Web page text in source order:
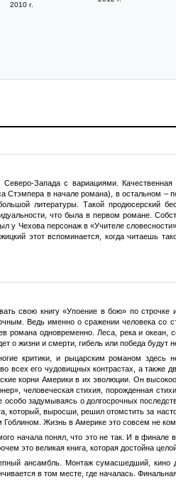
2010 г.
Запада с вариациями.
Стэмпера в начале романа), в остальном
литературы. Такой продюсерский
что была в первом романе.
у Чехова персонаж в «Учителе
этот вспоминается, когда читаешь
свою книгу «Упоение в бою» по
Ведь именно о сражении человека со
романа одновременно. Леса, река и
о жизни и смерти, гибель или победа
критики, и рыцарским романом здесь
всех его чудовищных контрастах, а также
корни Америки в их эволюции. Он
человеческая стихия, порожденная
задумываясь о долгосрочных
который, выросши, решил отомстить за
Жизнь в Америке это совсем не
начала понял, что это не так. И в финале
это великая книга, которая достойна
ансамбль. Монтаж сумасшедший, кино
в том месте, где началась.